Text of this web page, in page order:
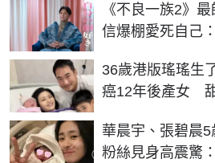
《不良一族2》
信爆棚愛死自己
36歲港版瑤瑤生
癌12年後產女
華晨宇、張碧晨5
粉絲見身高震驚